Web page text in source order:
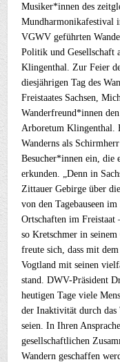
Musiker*innen des
Mundharmonikafestival
VGWV geführten
Politik und Gesellschaft
Klingenthal. Zur Feier
diesjährigen Tag des
Freistaates Sachsen,
Wanderfreund*innen
Arboretum Klingenthal.
Wanderns als
Besucher*innen ein, die
erkunden. „Denn in
Zittauer Gebirge über
von den Tagebauseen
Ortschaften im Freistaat
so Kretschmer in
freute sich, dass mit
Vogtland mit seinen
stand. DWV-Präsident
heutigen Tage viele
der Inaktivität durch das
seien. In Ihren
gesellschaftlichen
Wandern geschaffen